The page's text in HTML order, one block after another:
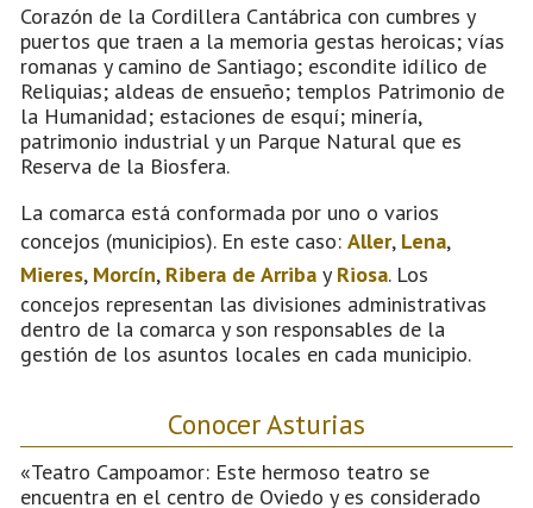
Corazón de la Cordillera Cantábrica con cumbres y
puertos que traen a la memoria gestas heroicas; vías
romanas y camino de Santiago; escondite idílico de
Reliquias; aldeas de ensueño; templos Patrimonio de
la Humanidad; estaciones de esquí; minería,
patrimonio industrial y un Parque Natural que es
Reserva de la Biosfera.
La comarca está conformada por uno o varios
concejos (municipios). En este caso: Aller, Lena,
Mieres, Morcín, Ribera de Arriba y Riosa. Los
concejos representan las divisiones administrativas
dentro de la comarca y son responsables de la
gestión de los asuntos locales en cada municipio.
Conocer Asturias
«Teatro Campoamor: Este hermoso teatro se
encuentra en el centro de Oviedo y es considerado